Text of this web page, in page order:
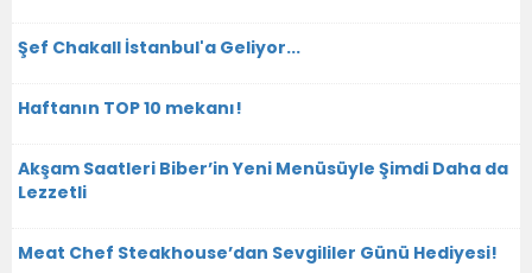
Şef Chakall İstanbul'a Geliyor...
Haftanın TOP 10 mekanı!
Akşam Saatleri Biber’in Yeni Menüsüyle Şimdi Daha da
Lezzetli
Meat Chef Steakhouse’dan Sevgililer Günü Hediyesi!